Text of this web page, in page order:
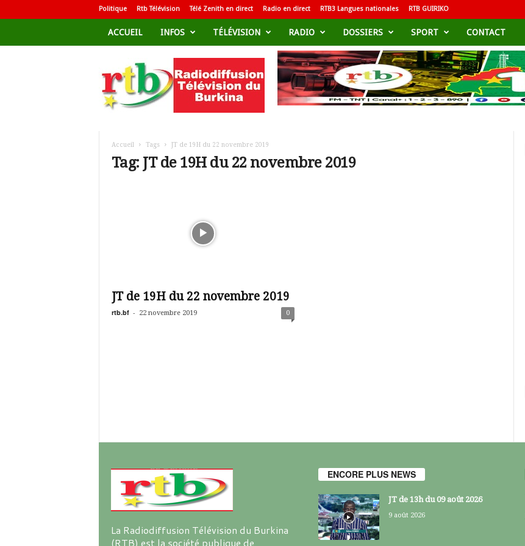
Politique Rtb Télévision Télé Zenith en direct Radio en direct RTB3 Langues nationales RTB GUIRIKO
ACCUEIL INFOS TÉLÉVISION RADIO DOSSIERS SPORT CONTACT
d
i
i
Accueil Tags JT de 19H du 22 novembre 2019
Tag: JT de 19H du 22 novembre 2019
JT de 19H du 22 novembre 2019
rtb.bf - 22 novembre 2019 0
La Radiodiffusion Télévision du Burkina
(RTB) est la société publique de
ENCORE PLUS NEWS
JT de 13h du 09 août 2026
9 août 2026